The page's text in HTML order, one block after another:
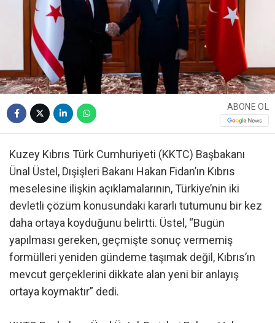
ABONE OL
Kuzey Kıbrıs Türk Cumhuriyeti (KKTC) Başbakanı
Ünal Üstel, Dışişleri Bakanı Hakan Fidan’ın Kıbrıs
meselesine ilişkin açıklamalarının, Türkiye’nin iki
devletli çözüm konusundaki kararlı tutumunu bir kez
daha ortaya koyduğunu belirtti. Üstel, “Bugün
yapılması gereken, geçmişte sonuç vermemiş
formülleri yeniden gündeme taşımak değil, Kıbrıs’ın
mevcut gerçeklerini dikkate alan yeni bir anlayış
ortaya koymaktır” dedi.